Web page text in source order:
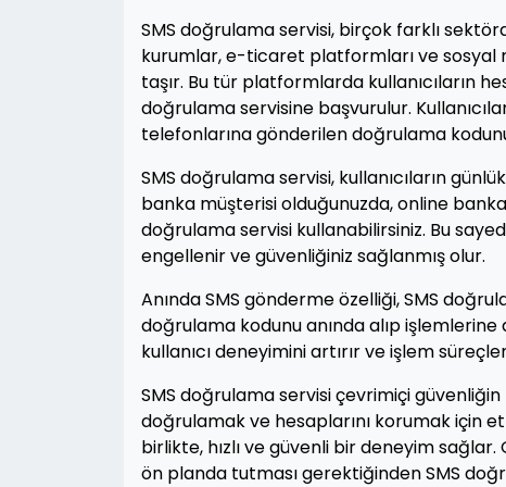
SMS doğrulama servisi, birçok farklı
kurumlar, e-ticaret platformları ve sosyal
taşır. Bu tür platformlarda kullanıcıların
doğrulama servisine başvurulur.
telefonlarına gönderilen doğrulama
SMS doğrulama servisi, kullanıcıların
banka müşterisi olduğunuzda, online
doğrulama servisi kullanabilirsiniz. Bu
engellenir ve güvenliğiniz sağlanmış olur.
Anında SMS gönderme özelliği, SMS
doğrulama kodunu anında alıp işlemlerine
kullanıcı deneyimini artırır ve işlem
SMS doğrulama servisi çevrimiçi
doğrulamak ve hesaplarını korumak için
birlikte, hızlı ve güvenli bir deneyim
ön planda tutması gerektiğinden SMS